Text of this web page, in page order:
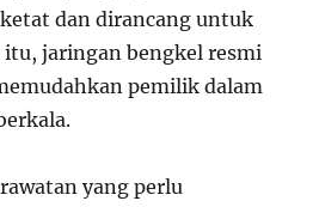
dan dirancang untuk
itu, jaringan bengkel resmi
pemilik dalam
yang perlu